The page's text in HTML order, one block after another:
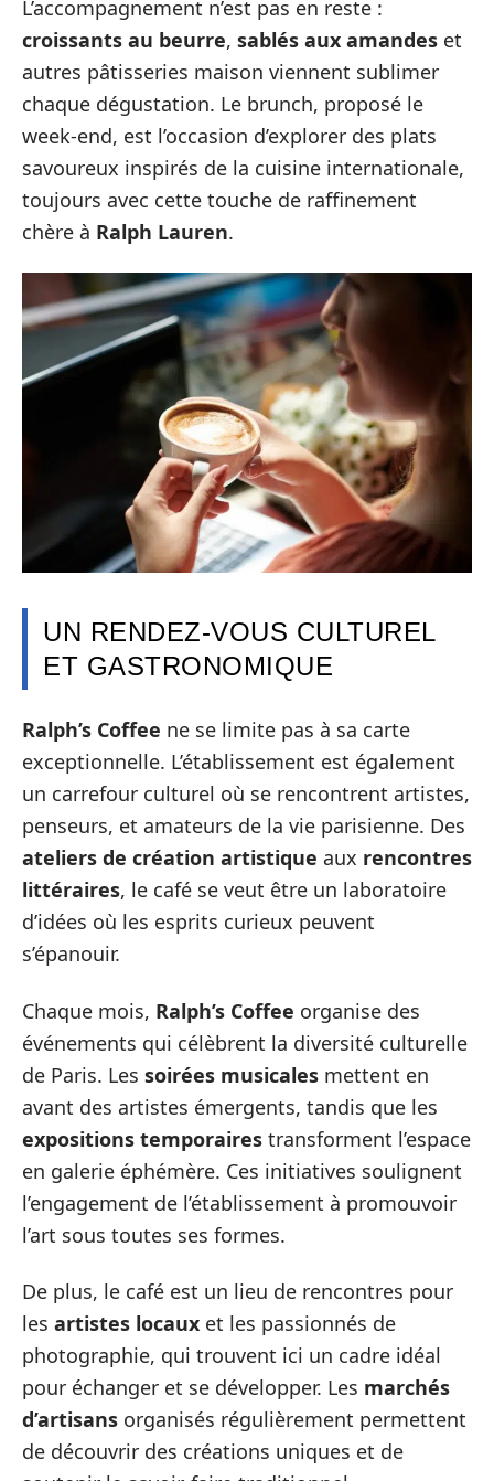
L’accompagnement n’est pas en reste :
croissants au beurre, sablés aux amandes et
autres pâtisseries maison viennent sublimer
chaque dégustation. Le brunch, proposé le
week-end, est l’occasion d’explorer des plats
savoureux inspirés de la cuisine internationale,
toujours avec cette touche de raffinement
chère à Ralph Lauren.
UN RENDEZ-VOUS CULTUREL
ET GASTRONOMIQUE
Ralph’s Coffee ne se limite pas à sa carte
exceptionnelle. L’établissement est également
un carrefour culturel où se rencontrent artistes,
penseurs, et amateurs de la vie parisienne. Des
ateliers de création artistique aux rencontres
littéraires, le café se veut être un laboratoire
d’idées où les esprits curieux peuvent
s’épanouir.
Chaque mois, Ralph’s Coffee organise des
événements qui célèbrent la diversité culturelle
de Paris. Les soirées musicales mettent en
avant des artistes émergents, tandis que les
expositions temporaires transforment l’espace
en galerie éphémère. Ces initiatives soulignent
l’engagement de l’établissement à promouvoir
l’art sous toutes ses formes.
De plus, le café est un lieu de rencontres pour
les artistes locaux et les passionnés de
photographie, qui trouvent ici un cadre idéal
pour échanger et se développer. Les marchés
d’artisans organisés régulièrement permettent
de découvrir des créations uniques et de